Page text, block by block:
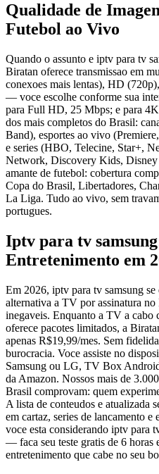
Qualidade de
Futebol ao Vivo
Quando o assunto e iptv para tv
Biratan oferece transmissao em
conexoes mais lentas), HD
— voce escolhe conforme sua
para Full HD, 25 Mbps; e para
dos mais completos do Brasil:
Band), esportes ao vivo
e series (HBO, Telecine, Star+,
Network, Discovery Kids, Disney
amante de futebol: cobertura
Copa do Brasil, Libertadores,
La Liga. Tudo ao vivo, sem
portugues.
Iptv para tv
Entretenimento em
Em 2026, iptv para tv samsung
alternativa a TV por assinatura
inegaveis. Enquanto a TV a cabo
oferece pacotes limitados, a
apenas R$19,99/mes. Sem
burocracia. Voce assiste no
Samsung ou LG, TV Box
da Amazon. Nossos mais de
Brasil comprovam: quem
A lista de conteudos e atualizada
em cartaz, series de lancamento
voce esta considerando iptv para
— faca seu teste gratis de 6 horas
entretenimento que cabe no seu